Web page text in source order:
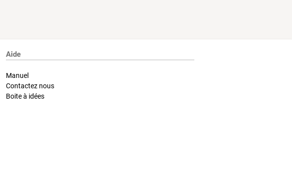
Aide
Manuel
Contactez nous
Boite à idées